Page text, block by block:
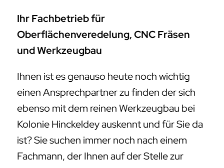
Ihr Fachbetrieb für
Oberflächenveredelung, CNC Fräsen
und Werkzeugbau
Ihnen ist es genauso heute noch wichtig
einen Ansprechpartner zu finden der sich
ebenso mit dem reinen Werkzeugbau bei
Kolonie Hinckeldey auskennt und für Sie da
ist? Sie suchen immer noch nach einem
Fachmann, der Ihnen auf der Stelle zur